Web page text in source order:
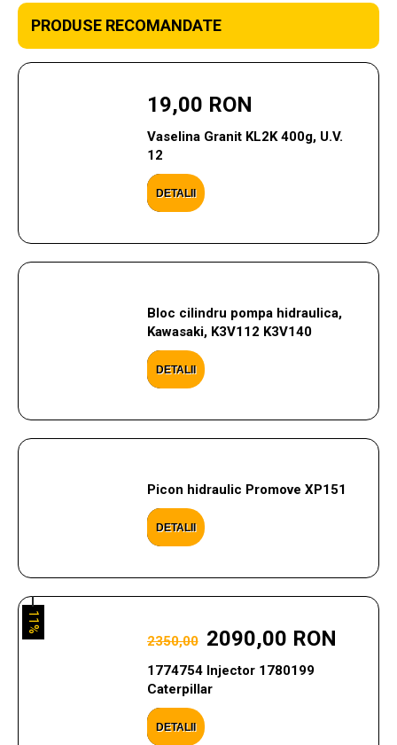
PRODUSE RECOMANDATE
19,00 RON
Vaselina Granit KL2K 400g, U.V.
12
DETALII
Bloc cilindru pompa hidraulica,
Kawasaki, K3V112 K3V140
DETALII
Picon hidraulic Promove XP151
DETALII
2350,00 2090,00 RON
1774754 Injector 1780199
Caterpillar
DETALII
11%